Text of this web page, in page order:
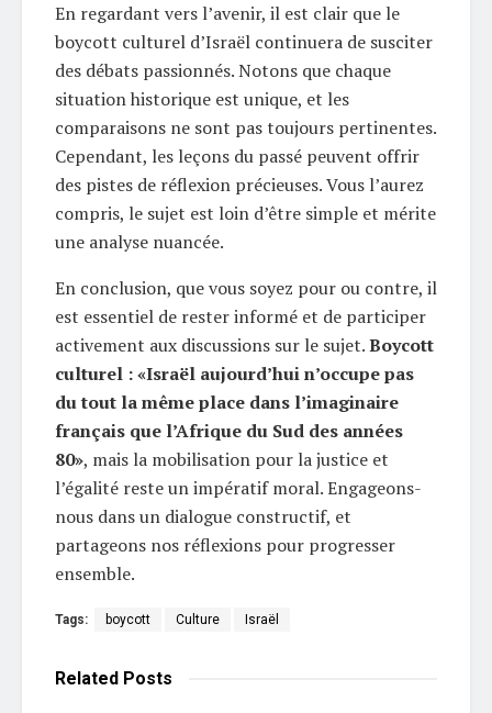
En regardant vers l’avenir, il est clair que le
boycott culturel d’Israël continuera de susciter
des débats passionnés. Notons que chaque
situation historique est unique, et les
comparaisons ne sont pas toujours pertinentes.
Cependant, les leçons du passé peuvent offrir
des pistes de réflexion précieuses. Vous l’aurez
compris, le sujet est loin d’être simple et mérite
une analyse nuancée.
En conclusion, que vous soyez pour ou contre, il
est essentiel de rester informé et de participer
activement aux discussions sur le sujet.Boycott
culturel : «Israël aujourd’hui n’occupe pas
du tout la même place dans l’imaginaire
français que l’Afrique du Sud des années
80», mais la mobilisation pour la justice et
l’égalité reste un impératif moral. Engageons-
nous dans un dialogue constructif, et
partageons nos réflexions pour progresser
ensemble.
Tags: boycott Culture Israël
Related Posts